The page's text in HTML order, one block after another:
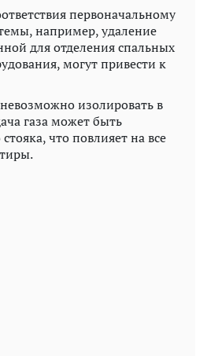
первоначальному
например, удаление
для отделения спальных
могут привести к
изолировать в
газа может быть
что повлияет на все